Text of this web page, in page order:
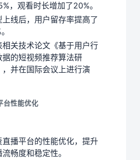
，观看时长增加了20%。
上线后，用户留存率提高了
相关技术论文《基于用户行
据的短视频推荐算法研
，并在国际会议上进行演
台性能优化
直播平台的性能优化，提升
流畅度和稳定性。